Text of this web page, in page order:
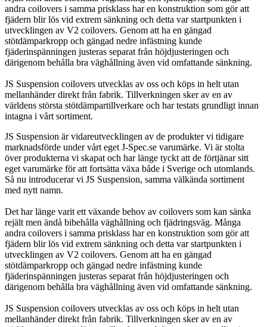
andra coilovers i samma prisklass har en konstruktion som gör att
fjädern blir lös vid extrem sänkning och detta var startpunkten i
utvecklingen av V2 coilovers. Genom att ha en gängad
stötdämparkropp och gängad nedre infästning kunde
fjäderinspänningen justeras separat från höjdjusteringen och
därigenom behålla bra väghållning även vid omfattande sänkning.
JS Suspension coilovers utvecklas av oss och köps in helt utan
mellanhänder direkt från fabrik. Tillverkningen sker av en av
världens största stötdämpartillverkare och har testats grundligt innan
intagna i vårt sortiment.
JS Suspension är vidareutvecklingen av de produkter vi tidigare
marknadsförde under vårt eget J-Spec.se varumärke. Vi är stolta
över produkterna vi skapat och har länge tyckt att de förtjänar sitt
eget varumärke för att fortsätta växa både i Sverige och utomlands.
Så nu introducerar vi JS Suspension, samma välkända sortiment
med nytt namn.
Det har länge varit ett växande behov av coilovers som kan sänka
rejält men ändå bibehålla väghållning och fjädringsväg. Många
andra coilovers i samma prisklass har en konstruktion som gör att
fjädern blir lös vid extrem sänkning och detta var startpunkten i
utvecklingen av V2 coilovers. Genom att ha en gängad
stötdämparkropp och gängad nedre infästning kunde
fjäderinspänningen justeras separat från höjdjusteringen och
därigenom behålla bra väghållning även vid omfattande sänkning.
JS Suspension coilovers utvecklas av oss och köps in helt utan
mellanhänder direkt från fabrik. Tillverkningen sker av en av